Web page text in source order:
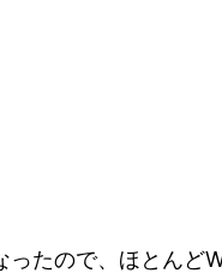
たので、ほとんど